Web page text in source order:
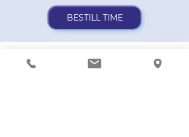
BESTILL TIME
Adressen